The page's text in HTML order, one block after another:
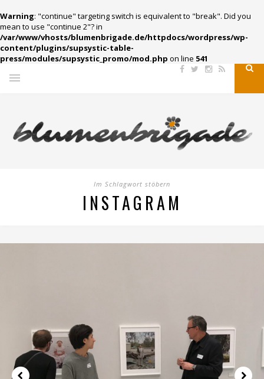
Warning: "continue" targeting switch is equivalent to "break". Did you
mean to use "continue 2"? in
/var/www/vhosts/blumenbrigade.de/httpdocs/wordpress/wp-
content/plugins/supsystic-table-
press/modules/supsystic_promo/mod.php on line 541
Im Schlagwort stöbern
INSTAGRAM